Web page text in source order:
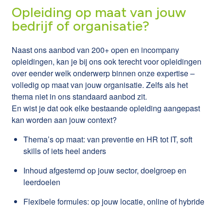
Opleiding op maat van jouw
bedrijf of organisatie?
Naast ons aanbod van 200+ open en incompany
opleidingen, kan je bij ons ook terecht voor opleidingen
over eender welk onderwerp binnen onze expertise –
volledig op maat van jouw organisatie. Zelfs als het
thema niet in ons standaard aanbod zit.
En wist je dat ook elke bestaande opleiding aangepast
kan worden aan jouw context?
Thema’s op maat: van preventie en HR tot IT, soft
skills of iets heel anders
Inhoud afgestemd op jouw sector, doelgroep en
leerdoelen
Flexibele formules: op jouw locatie, online of hybride